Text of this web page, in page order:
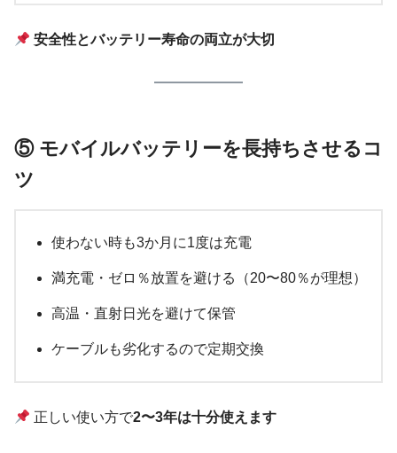
安全性とバッテリー寿命の両立が大切
⑤ モバイルバッテリーを長持ちさせるコ
ツ
使わない時も3か月に1度は充電
満充電・ゼロ％放置を避ける（20〜80％が理想）
高温・直射日光を避けて保管
ケーブルも劣化するので定期交換
正しい使い方で2〜3年は十分使えます